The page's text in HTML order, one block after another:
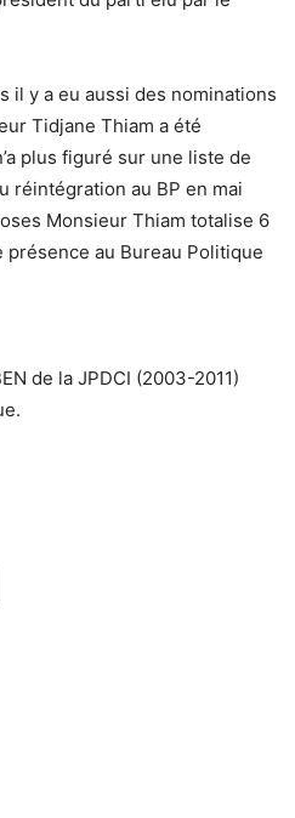
il y a eu aussi des nominations
Tidjane Thiam a été
plus figuré sur une liste de
réintégration au BP en mai
Monsieur Thiam totalise 6
présence au Bureau Politique
de la JPDCI (2003-2011)